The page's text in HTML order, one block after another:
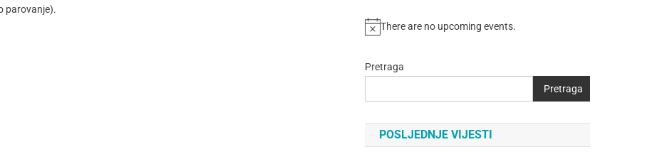
parovanje).
There are no upcoming events.
Pretraga
Pretraga
POSLJEDNJE VIJESTI